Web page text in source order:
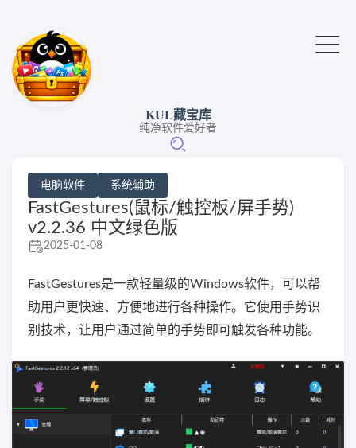
KUL藏宝库
纯净软件爱好者
电脑软件 系统辅助
FastGestures(鼠标/触控板/屏手势)
v2.2.36 中文绿色版
2025-01-08
FastGestures是一款轻量级的Windows软件，可以帮
助用户更快速、方便地进行各种操作。它使用手势识
别技术，让用户通过简单的手势即可触发各种功能。